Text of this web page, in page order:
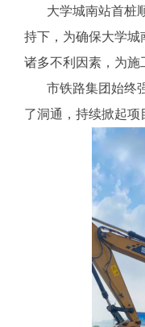
大学城南站首桩
持下，为确保大学城
诸多不利因素，为施
市铁路集团始终
了洞通，持续掀起项